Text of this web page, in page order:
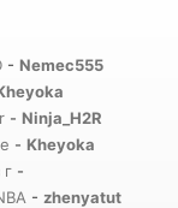
- Nemec555
- Ninja_H2R
- Kheyoka
г -
- zhenyatut